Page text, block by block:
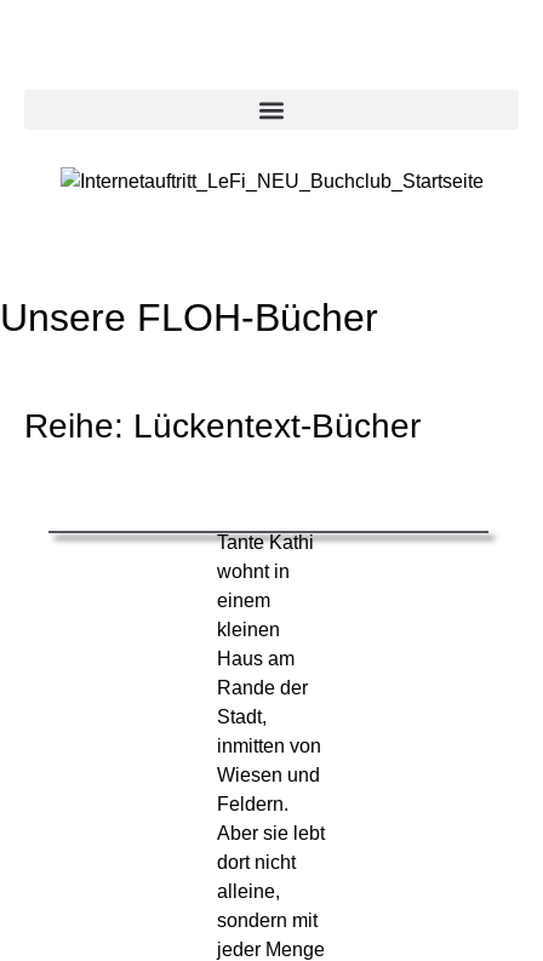
Unsere FLOH-Bücher
Reihe: Lückentext-Bücher
Tante Kathi
wohnt in
einem
kleinen
Haus am
Rande der
Stadt,
inmitten von
Wiesen und
Feldern.
Aber sie lebt
dort nicht
alleine,
sondern mit
jeder Menge